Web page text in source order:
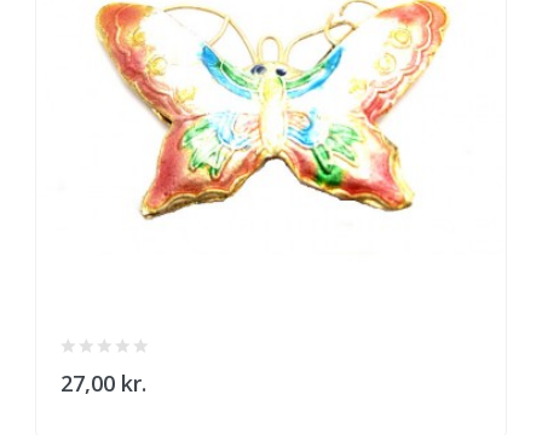
27,00 kr.